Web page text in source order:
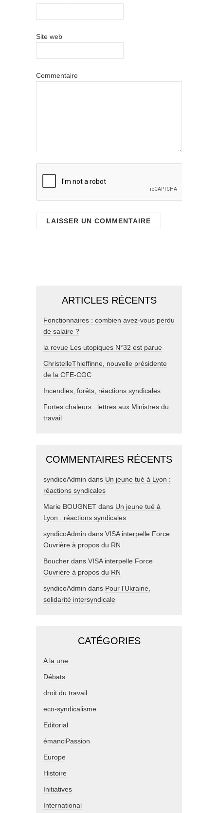
Site web
Commentaire
ARTICLES RÉCENTS
Fonctionnaires : combien avez-vous perdu
de salaire ?
la revue Les utopiques N°32 est parue
ChristelleThieffinne, nouvelle présidente
de la CFE-CGC
Incendies, forêts, réactions syndicales
Fortes chaleurs : lettres aux Ministres du
travail
COMMENTAIRES RÉCENTS
syndicoAdmin dans Un jeune tué à Lyon :
réactions syndicales
Marie BOUGNET dans Un jeune tué à
Lyon : réactions syndicales
syndicoAdmin dans VISA interpelle Force
Ouvrière à propos du RN
Boucher dans VISA interpelle Force
Ouvrière à propos du RN
syndicoAdmin dans Pour l’Ukraine,
solidarité intersyndicale
CATÉGORIES
A la une
Débats
droit du travail
eco-syndicalisme
Editorial
émanciPassion
Europe
Histoire
Initiatives
International